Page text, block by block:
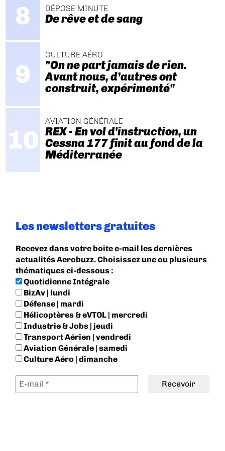
DÉPOSE MINUTE
De rêve et de sang
CULTURE AÉRO
"On ne part jamais de rien.
Avant nous, d’autres ont
construit, expérimenté"
AVIATION GÉNÉRALE
REX - En vol d'instruction, un
Cessna 177 finit au fond de la
Méditerranée
Les newsletters gratuites
Recevez dans votre boite e-mail les dernières
actualités Aerobuzz. Choisissez une ou plusieurs
thématiques ci-dessous :
Quotidienne Intégrale
BizAv | lundi
Défense | mardi
Hélicoptères & eVTOL | mercredi
Industrie & Jobs | jeudi
Transport Aérien | vendredi
Aviation Générale | samedi
Culture Aéro | dimanche